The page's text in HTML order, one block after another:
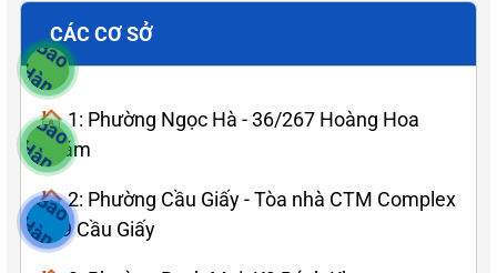
CÁC CƠ SỞ
🏠 1: Phường Ngọc Hà - 36/267 Hoàng Hoa
Thám
🏠 2: Phường Cầu Giấy - Tòa nhà CTM Complex
139 Cầu Giấy